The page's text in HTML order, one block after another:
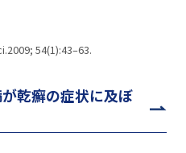
54(1):43–63.
乾癬の症状に及ぼ